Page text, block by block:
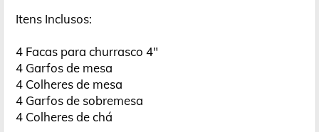
Itens Inclusos:
4 Facas para churrasco 4"
4 Garfos de mesa
4 Colheres de mesa
4 Garfos de sobremesa
4 Colheres de chá